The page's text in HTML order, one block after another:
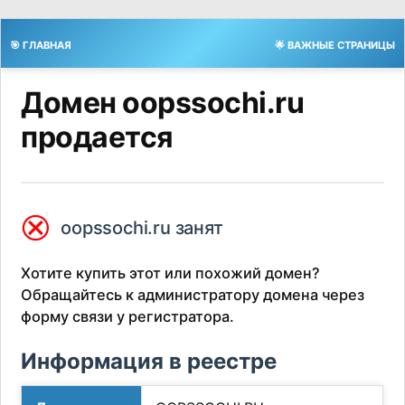
🎯 ГЛАВНАЯ 🌟 ВАЖНЫЕ СТРАНИЦЫ
Домен oopssochi.ru
продается
⮿ oopssochi.ru занят
Хотите купить этот или похожий домен?
Обращайтесь к администратору домена через
форму связи у регистратора.
Информация в реестре